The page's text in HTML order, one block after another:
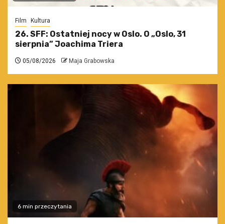
Film Kultura
26. SFF: Ostatniej nocy w Oslo. O „Oslo, 31
sierpnia” Joachima Triera
05/08/2026 Maja Grabowska
6 min przeczytania